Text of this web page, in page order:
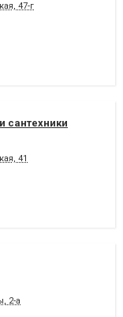
47-г
сантехники
41
2-а